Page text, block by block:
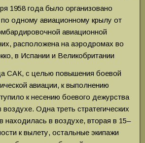
1958 года было организовано
одному авиационному крылу от
авиационной
расположена на аэродромах во
в Испании и Великобритании
САК, с целью повышения боевой
авиации, к выполнению
к несению боевого дежурства
Одна треть стратегических
в воздухе, вторая в 15–
к вылету, остальные экипажи